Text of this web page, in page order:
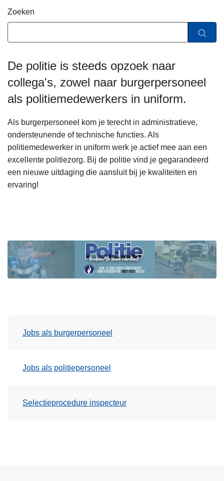
Zoeken
De politie is steeds opzoek naar
collega's, zowel naar burgerpersoneel
als politiemedewerkers in uniform.
Als burgerpersoneel kom je terecht in administratieve,
ondersteunende of technische functies. Als
politiemedewerker in uniform werk je actief mee aan een
excellente politiezorg. Bij de politie vind je gegarandeerd
een nieuwe uitdaging die aansluit bij je kwaliteiten en
ervaring!
Jobs als burgerpersoneel
Jobs als politiepersoneel
Selectieprocedure inspecteur